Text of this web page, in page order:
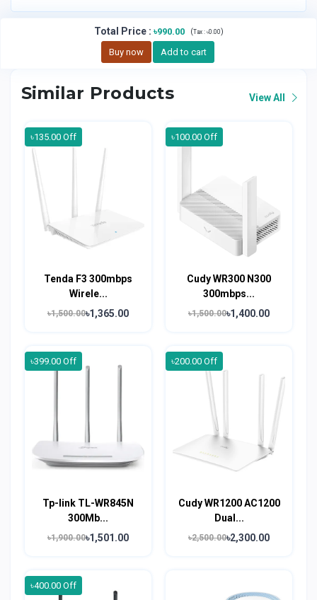
Total Price: ৳990.00 (Tax : ৳0.00)
Buy now Add to cart
Similar Products View All
৳135.00 Off
Tenda F3 300mbps
Wirele...
৳1,500.00৳1,365.00
৳100.00 Off
Cudy WR300 N300
300mbps...
৳1,500.00৳1,400.00
৳399.00 Off
Tp-link TL-WR845N
300Mb...
৳1,900.00৳1,501.00
৳200.00 Off
Cudy WR1200 AC1200
Dual...
৳2,500.00৳2,300.00
৳400.00 Off